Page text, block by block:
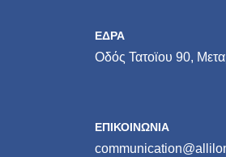
ΕΔΡΑ
Οδός Τατοϊου 90,
ΕΠΙΚΟΙΝΩΝΙΑ